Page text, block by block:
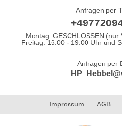
Anfragen per
Montag: GESCHLOSSEN (nur
Freitag: 16.00 - 19.00 Uhr und
Anfragen per
Impressum AGB